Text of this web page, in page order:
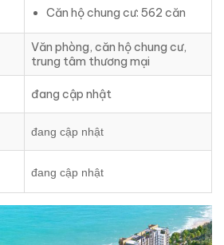
Căn hộ chung cư: 562 căn
Văn phòng, căn hộ chung cư,
trung tâm thương mại
đang cập nhật
đang cập nhật
đang cập nhật